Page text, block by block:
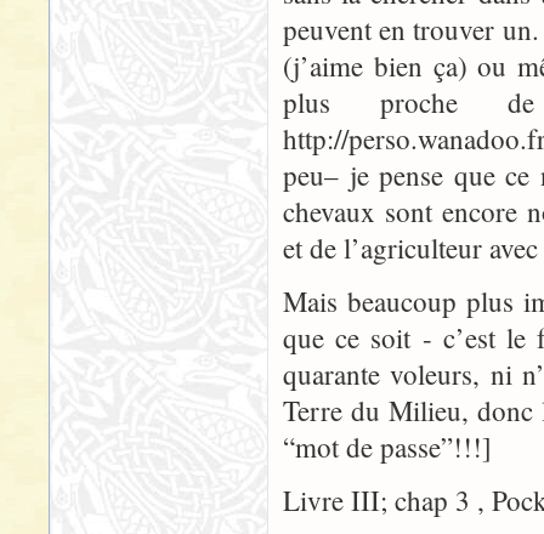
peuvent en trouver
(j’aime bien ça) ou
plus proche
http://
peu– je pense que
chevaux sont encore
et de l’agriculteur
Mais beaucoup plus
que ce soit - c’est le
quarante voleurs, ni
Terre du Milieu, donc
“mot de passe”!!!]
Livre III; chap 3 ,